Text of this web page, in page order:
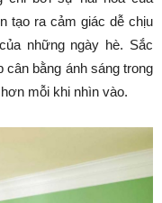
tạo ra cảm giác dễ chịu
những ngày hè. Sắc
cân bằng ánh sáng trong
mỗi khi nhìn vào.